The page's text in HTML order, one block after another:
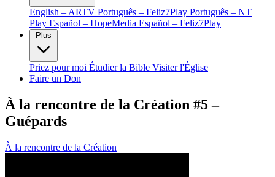
English – ARTV Português – Feliz7Play Português – NT
Play Español – HopeMedia Español – Feliz7Play
Plus
Priez pour moi Étudier la Bible Visiter l'Église
Faire un Don
À la rencontre de la Création #5 –
Guépards
À la rencontre de la Création